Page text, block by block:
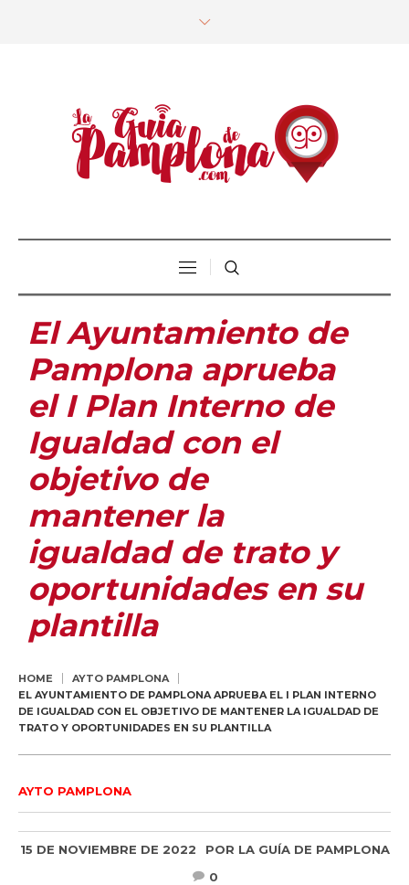
El Ayuntamiento de
Pamplona aprueba
el I Plan Interno de
Igualdad con el
objetivo de
mantener la
igualdad de trato y
oportunidades en su
plantilla
HOME
AYTO PAMPLONA
EL AYUNTAMIENTO DE PAMPLONA APRUEBA EL I PLAN INTERNO
DE IGUALDAD CON EL OBJETIVO DE MANTENER LA IGUALDAD DE
TRATO Y OPORTUNIDADES EN SU PLANTILLA
AYTO PAMPLONA
15 DE NOVIEMBRE DE 2022 POR LA GUÍA DE PAMPLONA
0